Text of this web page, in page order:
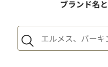
1点からでも査定できます
ブランド名